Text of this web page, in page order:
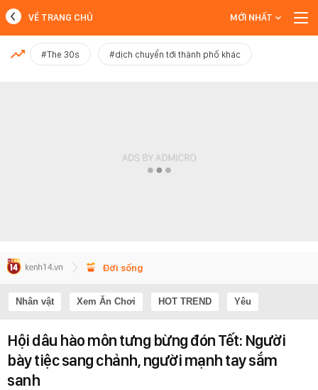
MỚI NHẤT
VỀ TRANG CHỦ MỚI NHẤT
#The 30s #dịch chuyển tới thành phố khác
Đời sống
Nhân vật Xem Ăn Chơi HOT TREND Yêu
Hội dâu hào môn tưng bừng đón Tết: Người
bày tiệc sang chảnh, người mạnh tay sắm
sanh